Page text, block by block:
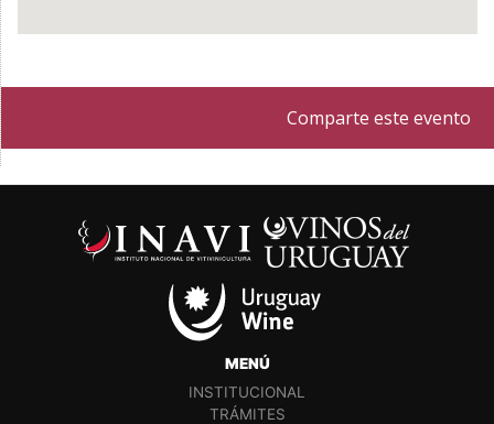
Comparte este evento
MENÚ
INSTITUCIONAL
TRÁMITES